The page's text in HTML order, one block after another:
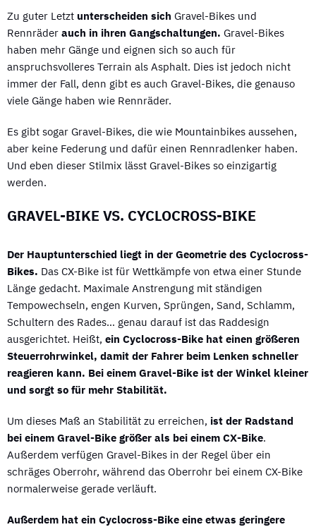
Zu guter Letzt unterscheiden sich Gravel-Bikes und
Rennräder auch in ihren Gangschaltungen. Gravel-Bikes
haben mehr Gänge und eignen sich so auch für
anspruchsvolleres Terrain als Asphalt. Dies ist jedoch nicht
immer der Fall, denn gibt es auch Gravel-Bikes, die genauso
viele Gänge haben wie Rennräder.
Es gibt sogar Gravel-Bikes, die wie Mountainbikes aussehen,
aber keine Federung und dafür einen Rennradlenker haben.
Und eben dieser Stilmix lässt Gravel-Bikes so einzigartig
werden.
GRAVEL-BIKE VS. CYCLOCROSS-BIKE
Der Hauptunterschied liegt in der Geometrie des Cyclocross-
Bikes. Das CX-Bike ist für Wettkämpfe von etwa einer Stunde
Länge gedacht. Maximale Anstrengung mit ständigen
Tempowechseln, engen Kurven, Sprüngen, Sand, Schlamm,
Schultern des Rades… genau darauf ist das Raddesign
ausgerichtet. Heißt, ein Cyclocross-Bike hat einen größeren
Steuerrohrwinkel, damit der Fahrer beim Lenken schneller
reagieren kann. Bei einem Gravel-Bike ist der Winkel kleiner
und sorgt so für mehr Stabilität.
Um dieses Maß an Stabilität zu erreichen, ist der Radstand
bei einem Gravel-Bike größer als bei einem CX-Bike.
Außerdem verfügen Gravel-Bikes in der Regel über ein
schräges Oberrohr, während das Oberrohr bei einem CX-Bike
normalerweise gerade verläuft.
Außerdem hat ein Cyclocross-Bike eine etwas geringere